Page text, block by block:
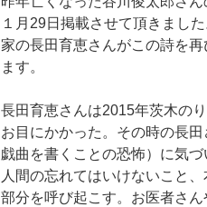
１月29日掲載させて頂きまし
家の長田育恵さんがこの詩を
ます。
長田育恵さんは2015年茨木の
お目にかかった。その時の長
戯曲を書くことの恐怖）に気
人間の忘れてはいけないこと
部分を呼び起こす。お医者さ